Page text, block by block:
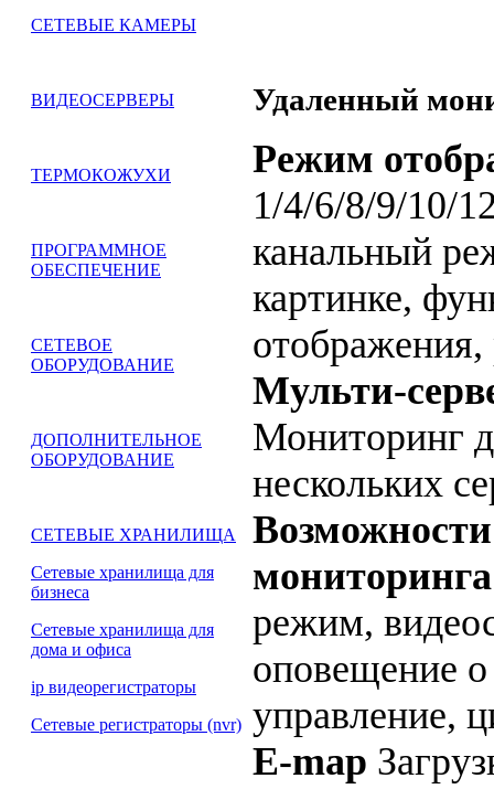
СЕТЕВЫЕ КАМЕРЫ
ВИДЕОСЕРВЕРЫ
ТЕРМОКОЖУХИ
ПРОГРАММНОЕ
ОБЕСПЕЧЕНИЕ
СЕТЕВОЕ
ОБОРУДОВАНИЕ
ДОПОЛНИТЕЛЬНОЕ
ОБОРУДОВАНИЕ
СЕТЕВЫЕ ХРАНИЛИЩА
Сетевые хранилища для
бизнеса
Сетевые хранилища для
дома и офиса
ip видеорегистраторы
Сетевые регистраторы (nvr)
Удаленный
Режим
1/4/6/8/9/10/
канальный
картинке,
Мульти-
Мониторинг
нескольких
мониторинга
режим,
оповещение
управление,
E-map